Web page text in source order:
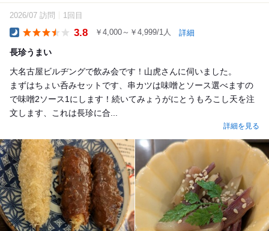
2026/07 訪問 1回目
3.8 ￥4,000～￥4,999/1人 詳細
長珍うまい
大名古屋ビルヂングで飲み会です！山虎さんに伺いました。
まずはちょい呑みセットです、串カツは味噌とソース選べますの
で味噌2ソース1にします！続いてみょうがにとうもろこし天を注
文します、これは長珍に合...
詳細を見る